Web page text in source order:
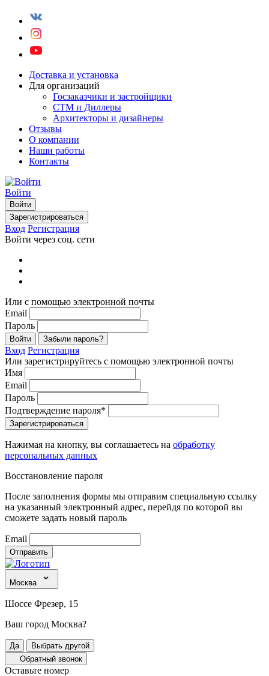
Доставка и установка
Для организаций
Госзаказчики и застройщики
СТМ и Диллеры
Архитекторы и дизайнеры
Отзывы
О компании
Наши работы
Контакты
Войти
Войти
Зарегистрироваться
Вход Регистрация
Войти через соц. сети
Или с помощью электронной почты
Email
Пароль
Войти Забыли пароль?
Вход Регистрация
Или зарегистрируйтесь с помощью электронной почты
Имя
Email
Пароль
Подтверждение пароля*
Зарегистрироваться
Нажимая на кнопку, вы соглашаетесь на обработку
персональных данных
Восстановление пароля
После заполнения формы мы отправим специальную ссылку
на указанный электронный адрес, перейдя по которой вы
сможете задать новый пароль
Email
Отправить
Москва
Шоссе Фрезер, 15
Ваш город Москва?
Да
Выбрать другой
Обратный звонок
Оставьте номер